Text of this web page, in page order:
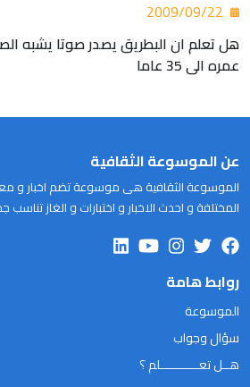
هل تعلم ان البطريق يصدر صوتا يشبه
عمره الى 35 عاما
عن الموسوعة الثقافية
الموسوعة الثقافية هى موسوعة تضم اخبار و
المختلفة و احدث الاخبار و اختبارات و الغاز تناسب
روابط هامة
الموسوعة
سؤال وجواب
هــل تعـــــــــــلم ؟